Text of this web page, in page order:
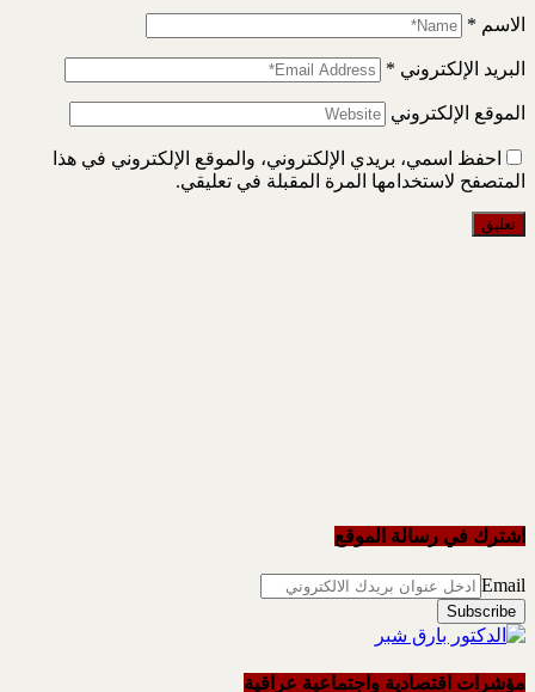
الاسم *
البريد الإلكتروني *
الموقع الإلكتروني
احفظ اسمي، بريدي الإلكتروني، والموقع الإلكتروني في هذا
المتصفح لاستخدامها المرة المقبلة في تعليقي.
اشترك في رسالة الموقع
Email
مؤشرات اقتصادية واجتماعية عراقية